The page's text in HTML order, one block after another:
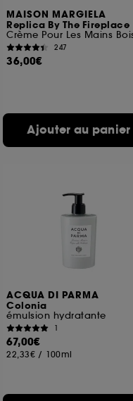
MAISON MARGIELA
Replica By The Fireplace
247
36,00€
Ajouter au panier
ACQUA DI PARMA
Colonia
émulsion hydratante
1
67,00€
22,33€ / 100ml